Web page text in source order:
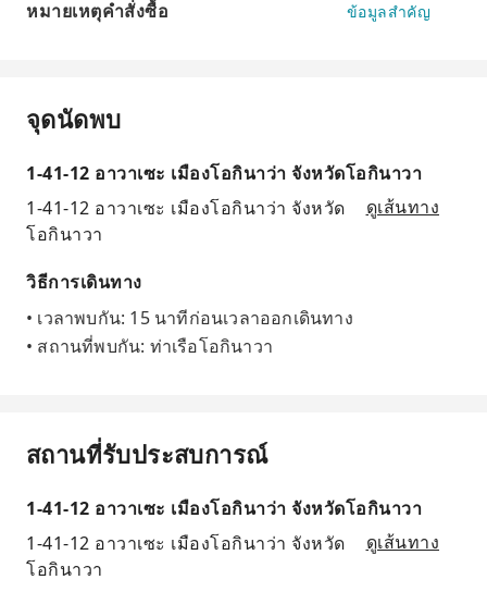
หมายเหตุคำสั่งซื้อ ข้อมูลสำคัญ
จุดนัดพบ
1-41-12 อาวาเซะ เมืองโอกินาว่า จังหวัดโอกินาวา
1-41-12 อาวาเซะ เมืองโอกินาว่า จังหวัด
โอกินาวา
ดูเส้นทาง
วิธีการเดินทาง
• เวลาพบกัน: 15 นาทีก่อนเวลาออกเดินทาง
• สถานที่พบกัน: ท่าเรือโอกินาวา
สถานที่รับประสบการณ์
1-41-12 อาวาเซะ เมืองโอกินาว่า จังหวัดโอกินาวา
1-41-12 อาวาเซะ เมืองโอกินาว่า จังหวัด
โอกินาวา
ดูเส้นทาง